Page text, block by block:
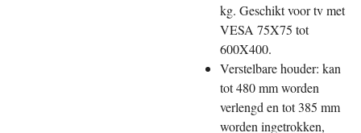
kg. Geschikt voor tv met
VESA 75X75 tot
600X400.
Verstelbare houder: kan
tot 480 mm worden
verlengd en tot 385 mm
worden ingetrokken,